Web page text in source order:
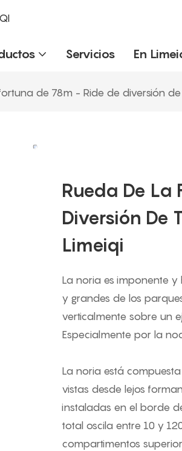
Servicios En
de 78m - Ride de diversión
Rueda De La
Diversión De
Limeiqi
La noria es imponente
y grandes de los
verticalmente sobre un
Especialmente por la
La noria está
vistas desde lejos
instaladas en el borde
total oscila entre 10 y
compartimentos